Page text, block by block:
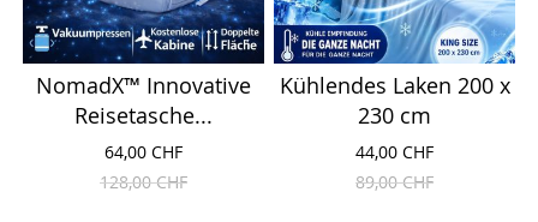
NomadX™ Innovative
Reisetasche...
64,00 CHF
128,00 CHF
Kühlendes Laken 200 x
230 cm
44,00 CHF
89,00 CHF